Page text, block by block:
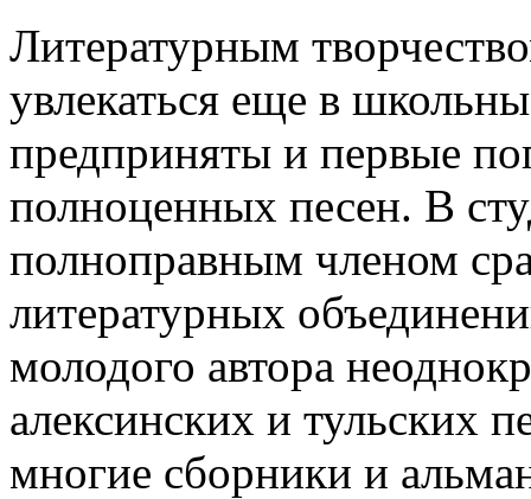
Литературным
увлекаться еще в
предприняты и первые
полноценных песен. В
полноправным членом
литературных
молодого автора
алексинских и тульских
многие сборники и